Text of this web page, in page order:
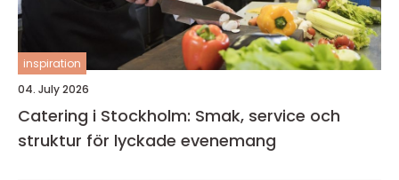
inspiration
04. July 2026
Catering i Stockholm: Smak, service och
struktur för lyckade evenemang